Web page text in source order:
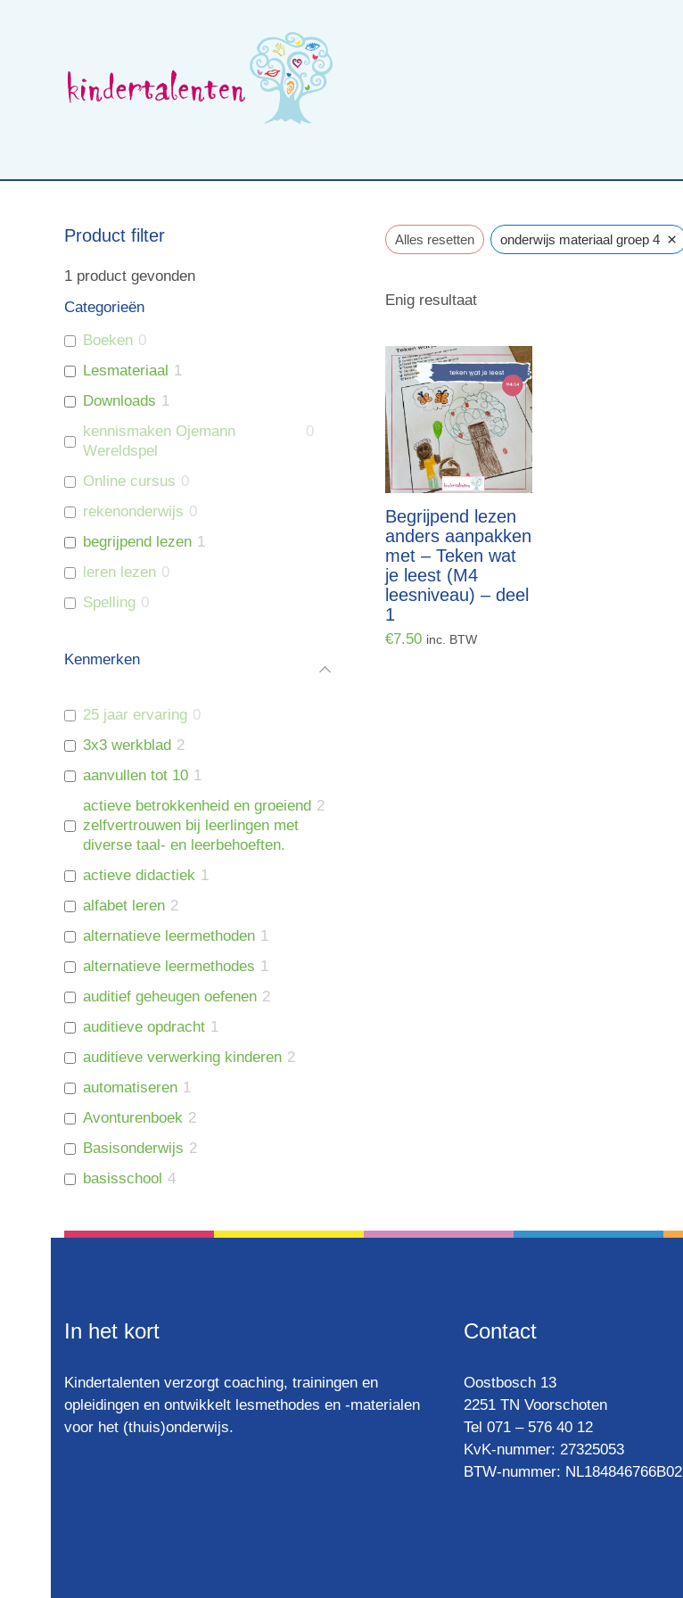
Alles resetten onderwijs materiaal groep 4 ×
Enig resultaat
Begrijpend lezen
anders aanpakken
met – Teken wat
je leest (M4
leesniveau) – deel
1
€7.50 inc. BTW
Product filter
1 product gevonden
Categorieën
Boeken 0
Lesmateriaal 1
Downloads 1
kennismaken Ojemann
Wereldspel
0
Online cursus 0
rekenonderwijs 0
begrijpend lezen 1
leren lezen 0
Spelling 0
Kenmerken
25 jaar ervaring 0
3x3 werkblad 2
aanvullen tot 10 1
actieve betrokkenheid en groeiend
zelfvertrouwen bij leerlingen met
diverse taal- en leerbehoeften.
2
actieve didactiek 1
alfabet leren 2
alternatieve leermethoden 1
alternatieve leermethodes 1
auditief geheugen oefenen 2
auditieve opdracht 1
auditieve verwerking kinderen 2
automatiseren 1
Avonturenboek 2
Basisonderwijs 2
basisschool 4
basisvoorwaarde om tot lezen
5
beelddenker
Beelddenkers Begrijpend
Lezen
1
begrijpend lezen 22
In het kort
Kindertalenten verzorgt coaching, trainingen en
opleidingen en ontwikkelt lesmethodes en -materialen
voor het (thuis)onderwijs.
Contact
Oost­bosch 13
2251 TN Voorschoten
Tel 071 – 576 40 12
KvK-nummer: 27325053
BTW-num­mer: NL184846766B02